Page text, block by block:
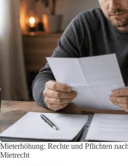
Mieterhöhung: Rechte und Pflichten
Mietrecht